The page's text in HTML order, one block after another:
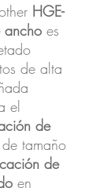
HGE-
es
de alta
el
de
de tamaño
de
en